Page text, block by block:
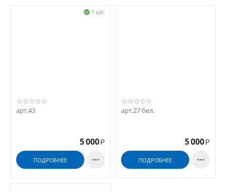
1 шт.

арт.43
5 000 Р
ПОДРОБНЕЕ 
арт.27 бел.
5 000 Р
ПОДРОБНЕЕ 